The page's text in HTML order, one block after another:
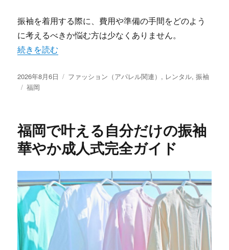
振袖を着用する際に、費用や準備の手間をどのよう
に考えるべきか悩む方は少なくありません。
“福岡で振袖を賢く選ぶ費用と準備の極意” の
続きを読む
投
稿
2026年8月6日
カ
ファッション（アパレル関連） , レンタル,振袖
タ
福岡
福岡で叶える自分だけの振袖
華やか成人式完全ガイド